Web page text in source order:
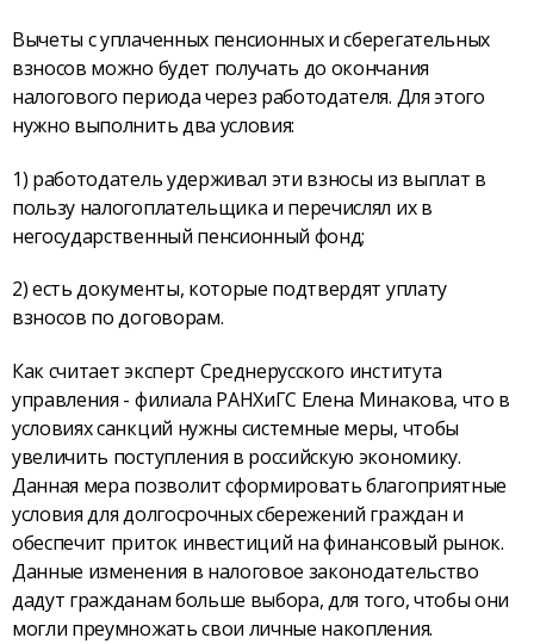
Вычеты с уплаченных пенсионных и сберегательных
взносов можно будет получать до окончания
налогового периода через работодателя. Для этого
нужно выполнить два условия:
1) работодатель удерживал эти взносы из выплат в
пользу налогоплательщика и перечислял их в
негосударственный пенсионный фонд;
2) есть документы, которые подтвердят уплату
взносов по договорам.
Как считает эксперт Среднерусского института
управления - филиала РАНХиГС Елена Минакова, что в
условиях санкций нужны системные меры, чтобы
увеличить поступления в российскую экономику.
Данная мера позволит сформировать благоприятные
условия для долгосрочных сбережений граждан и
обеспечит приток инвестиций на финансовый рынок.
Данные изменения в налоговое законодательство
дадут гражданам больше выбора, для того, чтобы они
могли преумножать свои личные накопления.